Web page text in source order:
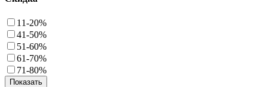
11-20%
41-50%
51-60%
61-70%
71-80%